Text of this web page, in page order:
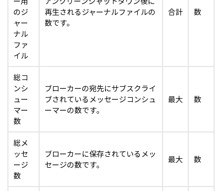
のジ
ャー
ナル
ファ
イル
再生されるジャーナルファイルの
数です。
合計 数
総コ
ンシ
ュー
マー
数
ブローカーの宛先にサブスクライ
ブされているメッセージコンシュ
ーマーの数です。
最大 数
総メ
ッセ
ージ
数
ブローカーに保存されているメッ
セージの数です。
最大 数